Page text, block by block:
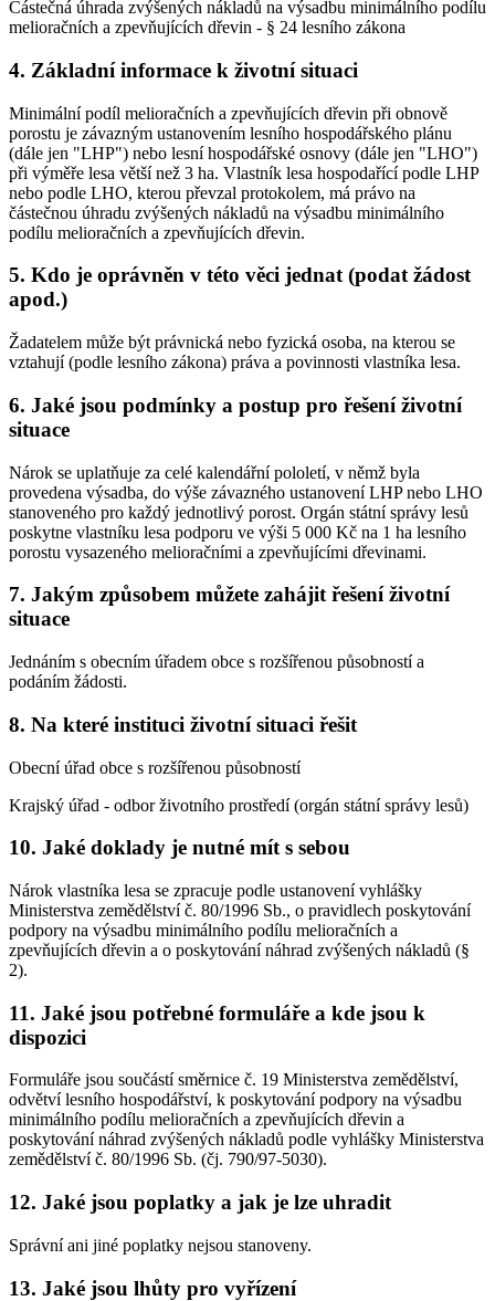
Částečná úhrada zvýšených nákladů na výsadbu minimálního podílu
melioračních a zpevňujících dřevin - § 24 lesního zákona
4. Základní informace k životní situaci
Minimální podíl melioračních a zpevňujících dřevin při obnově
porostu je závazným ustanovením lesního hospodářského plánu
(dále jen "LHP") nebo lesní hospodářské osnovy (dále jen "LHO")
při výměře lesa větší než 3 ha. Vlastník lesa hospodařící podle LHP
nebo podle LHO, kterou převzal protokolem, má právo na
částečnou úhradu zvýšených nákladů na výsadbu minimálního
podílu melioračních a zpevňujících dřevin.
5. Kdo je oprávněn v této věci jednat (podat žádost
apod.)
Žadatelem může být právnická nebo fyzická osoba, na kterou se
vztahují (podle lesního zákona) práva a povinnosti vlastníka lesa.
6. Jaké jsou podmínky a postup pro řešení životní
situace
Nárok se uplatňuje za celé kalendářní pololetí, v němž byla
provedena výsadba, do výše závazného ustanovení LHP nebo LHO
stanoveného pro každý jednotlivý porost. Orgán státní správy lesů
poskytne vlastníku lesa podporu ve výši 5 000 Kč na 1 ha lesního
porostu vysazeného melioračními a zpevňujícími dřevinami.
7. Jakým způsobem můžete zahájit řešení životní
situace
Jednáním s obecním úřadem obce s rozšířenou působností a
podáním žádosti.
8. Na které instituci životní situaci řešit
Obecní úřad obce s rozšířenou působností
Krajský úřad - odbor životního prostředí (orgán státní správy lesů)
10. Jaké doklady je nutné mít s sebou
Nárok vlastníka lesa se zpracuje podle ustanovení vyhlášky
Ministerstva zemědělství č. 80/1996 Sb., o pravidlech poskytování
podpory na výsadbu minimálního podílu melioračních a
zpevňujících dřevin a o poskytování náhrad zvýšených nákladů (§
2).
11. Jaké jsou potřebné formuláře a kde jsou k
dispozici
Formuláře jsou součástí směrnice č. 19 Ministerstva zemědělství,
odvětví lesního hospodářství, k poskytování podpory na výsadbu
minimálního podílu melioračních a zpevňujících dřevin a
poskytování náhrad zvýšených nákladů podle vyhlášky Ministerstva
zemědělství č. 80/1996 Sb. (čj. 790/97-5030).
12. Jaké jsou poplatky a jak je lze uhradit
Správní ani jiné poplatky nejsou stanoveny.
13. Jaké jsou lhůty pro vyřízení